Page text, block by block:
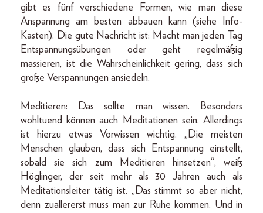
gibt es fünf verschiedene Formen, wie man diese
Anspannung am besten abbauen kann (siehe Info-
Kasten). Die gute Nachricht ist: Macht man jeden Tag
Entspannungsübungen oder geht regelmäßig
massieren, ist die Wahrscheinlichkeit gering, dass sich
große Verspannungen ansiedeln.
Meditieren: Das sollte man wissen. Besonders
wohltuend können auch Meditationen sein. Allerdings
ist hierzu etwas Vorwissen wichtig. „Die meisten
Menschen glauben, dass sich Entspannung einstellt,
sobald sie sich zum Meditieren hinsetzen“, weiß
Höglinger, der seit mehr als 30 Jahren auch als
Meditationsleiter tätig ist. „Das stimmt so aber nicht,
denn zuallererst muss man zur Ruhe kommen. Und in